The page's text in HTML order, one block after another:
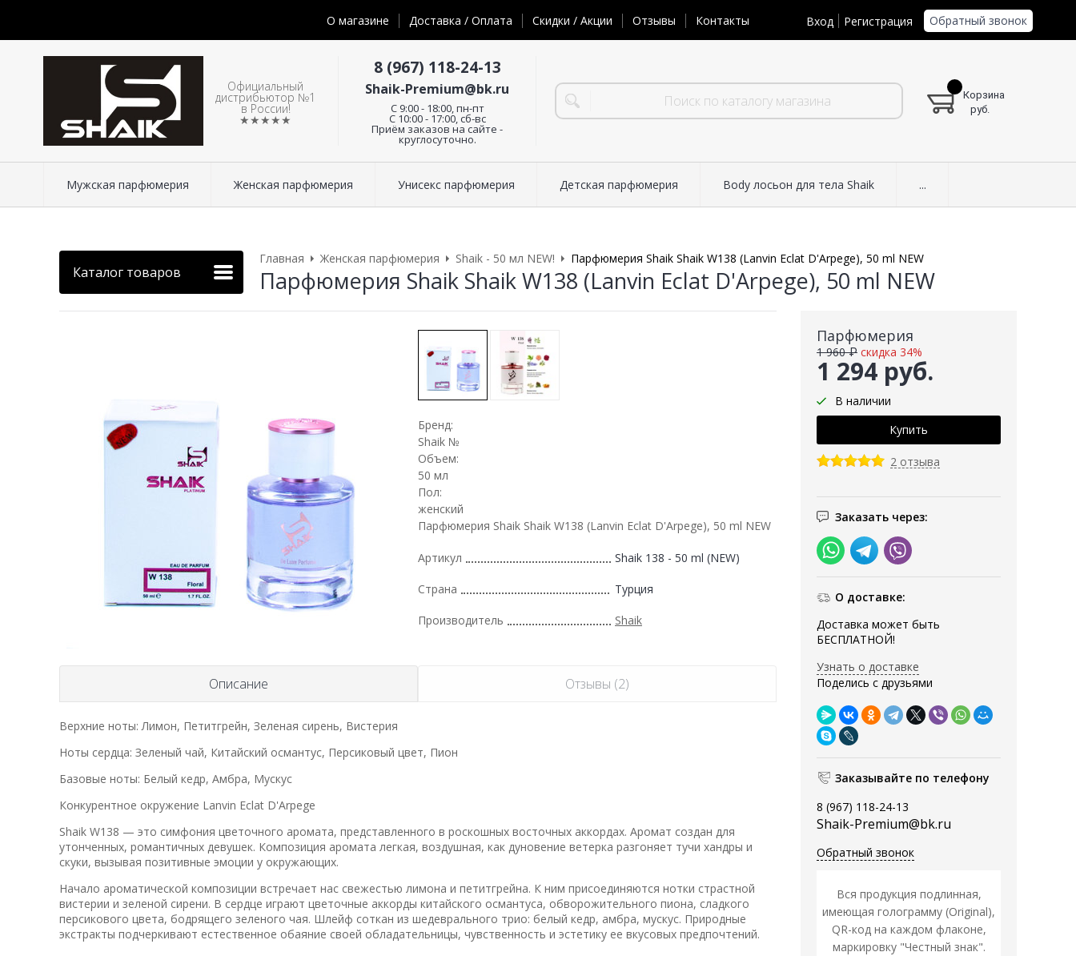
О магазине Доставка / Оплата Скидки / Акции Отзывы Контакты Вход Регистрация Обратный звонок
Официальный
дистрибьютор №1
в России!
★★★★★
8 (967) 118-24-13
Shaik-Premium@bk.ru
C 9:00 - 18:00, пн-пт
С 10:00 - 17:00, сб-вс
Приём заказов на сайте -
круглосуточно.
Корзина
руб.
Мужская парфюмерия Женская парфюмерия Унисекс парфюмерия Детская парфюмерия Body лосьон для тела Shaik ...
Каталог товаров
Главная Женская парфюмерия Shaik - 50 мл NEW! Парфюмерия Shaik Shaik W138 (Lanvin Eclat D'Arpege), 50 ml NEW
Парфюмерия Shaik Shaik W138 (Lanvin Eclat D'Arpege), 50 ml NEW
Парфюмерия
1 294 руб.
1 960 ₽ скидка 34%
В наличии
2 отзыва
Заказать через:
О доставке:
Доставка может быть
БЕСПЛАТНОЙ!
Узнать о доставке
Поделись с друзьями
Заказывайте по телефону
8 (967) 118-24-13
Shaik-Premium@bk.ru
Обратный звонок
Вся продукция подлинная,
имеющая голограмму (Original),
QR-код на каждом флаконе,
маркировку "Честный знак".
Бренд:
Shaik №
Объем:
50 мл
Пол:
женский
Парфюмерия Shaik Shaik W138 (Lanvin Eclat D'Arpege), 50 ml NEW
Артикул Shaik 138 - 50 ml (NEW)
Страна Турция
Производитель Shaik
Описание Отзывы (2)
Верхние ноты: Лимон, Петитгрейн, Зеленая сирень, Вистерия
Ноты сердца: Зеленый чай, Китайский османтус, Персиковый цвет, Пион
Базовые ноты: Белый кедр, Амбра, Мускус
Конкурентное окружение Lanvin Eclat D'Arpege
Shaik W138 — это симфония цветочного аромата, представленного в роскошных восточных аккордах. Аромат создан для
утонченных, романтичных девушек. Композиция аромата легкая, воздушная, как дуновение ветерка разгоняет тучи хандры и
скуки, вызывая позитивные эмоции у окружающих.
Начало ароматической композиции встречает нас свежестью лимона и петитгрейна. К ним присоединяются нотки страстной
вистерии и зеленой сирени. В сердце играют цветочные аккорды китайского османтуса, обворожительного пиона, сладкого
персикового цвета, бодрящего зеленого чая. Шлейф соткан из шедеврального трио: белый кедр, амбра, мускус. Природные
экстракты подчеркивают естественное обаяние своей обладательницы, чувственность и эстетику ее вкусовых предпочтений.